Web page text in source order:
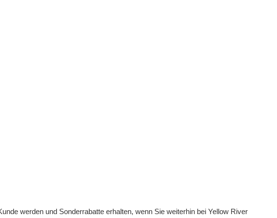
werden und Sonderrabatte erhalten, wenn Sie weiterhin bei Yellow River